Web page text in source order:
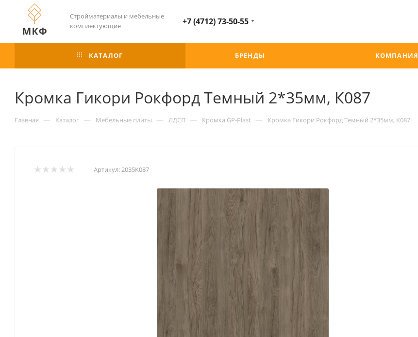
Стройматериалы и мебельные
комплектующие
+7 (4712) 73-50-55
КАТАЛОГ БРЕНДЫ КОМПАНИЯ
Кромка Гикори Рокфорд Темный 2*35мм, К087
Главная — Каталог — Мебельные плиты — ЛДСП — Кромка GP-Plast — Кромка Гикори Рокфорд Темный 2*35мм, К087
Артикул:2035К087